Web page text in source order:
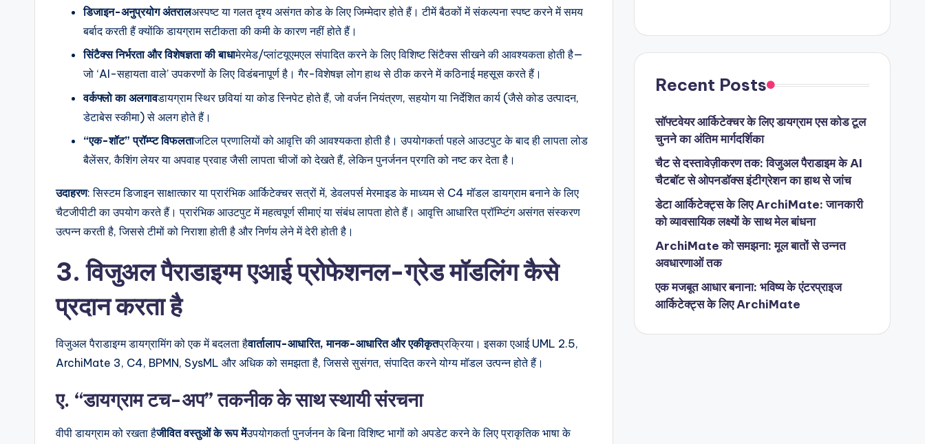
डिजाइन-अनुप्रयोग अंतरालअस्पष्ट या गलत दृश्य असंगत कोड के लिए जिम्मेदार होते हैं। टीमें बैठकों में संकल्पना स्पष्ट करने में समय
बर्बाद करती हैं क्योंकि डायग्राम सटीकता की कमी के कारण नहीं होते हैं।
सिंटैक्स निर्भरता और विशेषज्ञता की बाधामेरमेड/प्लांटयूएमएल संपादित करने के लिए विशिष्ट सिंटैक्स सीखने की आवश्यकता होती है—
जो ‘AI-सहायता वाले’ उपकरणों के लिए विडंबनापूर्ण है। गैर-विशेषज्ञ लोग हाथ से ठीक करने में कठिनाई महसूस करते हैं।
वर्कफ्लो का अलगावडायग्राम स्थिर छवियां या कोड स्निपेट होते हैं, जो वर्जन नियंत्रण, सहयोग या निर्देशित कार्य (जैसे कोड उत्पादन,
डेटाबेस स्कीमा) से अलग होते हैं।
“एक-शॉट” प्रॉम्प्ट विफलताजटिल प्रणालियों को आवृत्ति की आवश्यकता होती है। उपयोगकर्ता पहले आउटपुट के बाद ही लापता लोड
बैलेंसर, कैशिंग लेयर या अपवाह प्रवाह जैसी लापता चीजों को देखते हैं, लेकिन पुनर्जनन प्रगति को नष्ट कर देता है।
उदाहरण: सिस्टम डिजाइन साक्षात्कार या प्रारंभिक आर्किटेक्चर सत्रों में, डेवलपर्स मेरमाइड के माध्यम से C4 मॉडल डायग्राम बनाने के लिए
चैटजीपीटी का उपयोग करते हैं। प्रारंभिक आउटपुट में महत्वपूर्ण सीमाएं या संबंध लापता होते हैं। आवृत्ति आधारित प्रॉम्प्टिंग असंगत संस्करण
उत्पन्न करती है, जिससे टीमों को निराशा होती है और निर्णय लेने में देरी होती है।
3. विजुअल पैराडाइग्म एआई प्रोफेशनल-ग्रेड मॉडलिंग कैसे
प्रदान करता है
विजुअल पैराडाइग्म डायग्रामिंग को एक में बदलता हैवार्तालाप-आधारित, मानक-आधारित और एकीकृतप्रक्रिया। इसका एआई UML 2.5,
ArchiMate 3, C4, BPMN, SysML और अधिक को समझता है, जिससे सुसंगत, संपादित करने योग्य मॉडल उत्पन्न होते हैं।
ए. “डायग्राम टच-अप” तकनीक के साथ स्थायी संरचना
वीपी डायग्राम को रखता हैजीवित वस्तुओं के रूप मेंउपयोगकर्ता पुनर्जनन के बिना विशिष्ट भागों को अपडेट करने के लिए प्राकृतिक भाषा के
Recent Posts
सॉफ्टवेयर आर्किटेक्चर के लिए डायग्राम एस कोड टूल
चुनने का अंतिम मार्गदर्शिका
चैट से दस्तावेज़ीकरण तक: विजुअल पैराडाइम के AI
चैटबॉट से ओपनडॉक्स इंटीग्रेशन का हाथ से जांच
डेटा आर्किटेक्ट्स के लिए ArchiMate: जानकारी
को व्यावसायिक लक्ष्यों के साथ मेल बांधना
ArchiMate को समझना: मूल बातों से उन्नत
अवधारणाओं तक
एक मजबूत आधार बनाना: भविष्य के एंटरप्राइज
आर्किटेक्ट्स के लिए ArchiMate